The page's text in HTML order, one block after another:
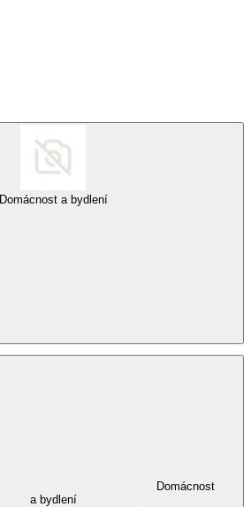
Domácnost a bydlení
Domácnost
a bydlení